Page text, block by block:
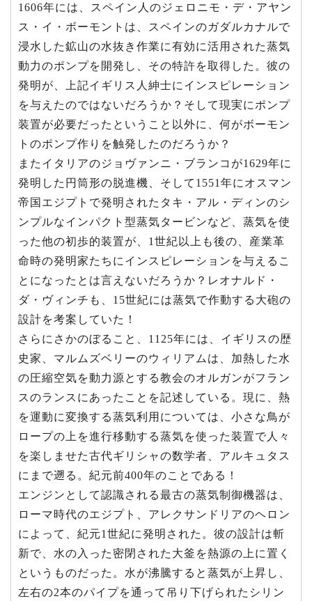
1606年には、スペイン人のジェロニモ・デ・アヤン
ス・イ・ボーモントは、スペインのガダルカナルで
浸水した鉱山の水抜き作業に有効に活用された蒸気
動力のポンプを開発し、その特許を取得した。彼の
発明が、上記イギリス人紳士にインスピレーション
を与えたのではないだろうか？そして現実にポンプ
装置が必要だったということ以外に、何がボーモン
トのポンプ作りを触発したのだろうか？
またイタリアのジョヴァンニ・ブランコが1629年に
発明した円筒形の脱進機、そして1551年にオスマン
帝国エジプトで発明されたタキ・アル・ディンのシ
ンプルなインパクト型蒸気タービンなど、蒸気を使
った他の初歩的装置が、1世紀以上も後の、産業革
命時の発明家たちにインスピレーションを与えるこ
とになったとは言えないだろうか？レオナルド・
ダ・ヴィンチも、15世紀には蒸気で作動する大砲の
設計を考案していた！
さらにさかのぼること、1125年には、イギリスの歴
史家、マルムズベリーのウィリアムは、加熱した水
の圧縮空気を動力源とする教会のオルガンがフラン
スのランスにあったことを記述している。現に、熱
を運動に変換する蒸気利用については、小さな鳥が
ロープの上を進行移動する蒸気を使った装置で人々
を楽しませた古代ギリシャの数学者、アルキュタス
にまで遡る。紀元前400年のことである！
エンジンとして認識される最古の蒸気制御機器は、
ローマ時代のエジプト、アレクサンドリアのヘロン
によって、紀元1世紀に発明された。彼の設計は斬
新で、水の入った密閉された大釜を熱源の上に置く
というものだった。水が沸騰すると蒸気が上昇し、
左右の2本のパイプを通って吊り下げられたシリン